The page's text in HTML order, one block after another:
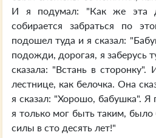
И я подумал: "Как же эта
собирается забраться по
подошел туда и я сказал:
подожди, дорогая, я заберусь
сказала: "Встань в
лестнице, как белочка. Она
я сказал: "Хорошо, бабушка".
я только мог быть таким,
силы в сто десять лет!"